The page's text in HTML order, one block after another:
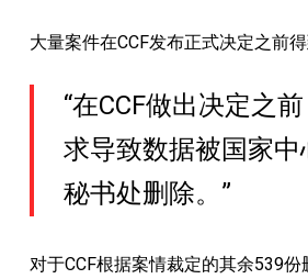
大量案件在CCF发布正式决定之前得
“在CCF做出决定之
求导致数据被国家
秘书处删除。”
对于CCF根据案情裁定的其余539